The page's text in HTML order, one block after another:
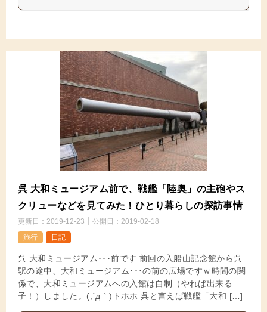
呉 大和ミュージアム前で、戦艦「陸奥」の主砲やス
クリューなどを見てみた！ひとり暮らしの探訪事情
更新日： 2019-12-23 公開日： 2019-02-18
旅行
日記
呉 大和ミュージアム･･･前です 前回の入船山記念館から呉
駅の途中、大和ミュージアム･･･の前の広場ですｗ時間の関
係で、大和ミュージアムへの入館は自制（やれば出来る
子！）しました。(;´д｀)トホホ 呉と言えば戦艦「大和 […]